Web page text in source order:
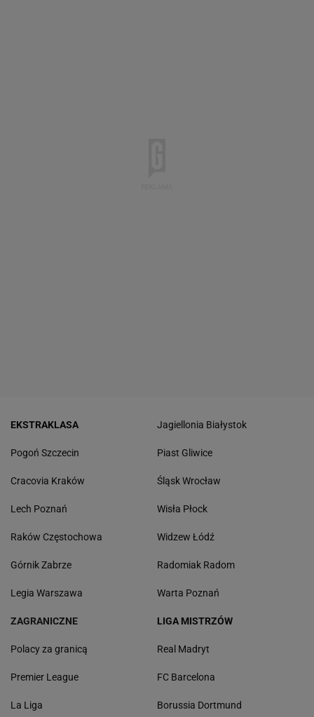
EKSTRAKLASA
Pogoń Szczecin
Cracovia Kraków
Lech Poznań
Raków Częstochowa
Górnik Zabrze
Legia Warszawa
Jagiellonia Białystok
Piast Gliwice
Śląsk Wrocław
Wisła Płock
Widzew Łódź
Radomiak Radom
Warta Poznań
ZAGRANICZNE
Polacy za granicą
Premier League
La Liga
LIGA MISTRZÓW
Real Madryt
FC Barcelona
Borussia Dortmund